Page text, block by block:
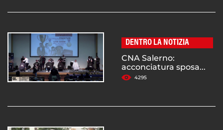
DENTRO LA NOTIZIA
CNA Salerno:
acconciatura sposa...
4295